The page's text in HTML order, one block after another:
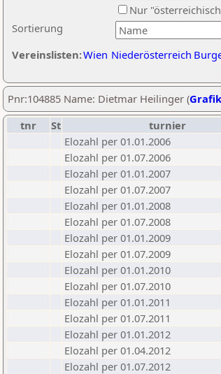
Sortierung
Nur
Vereinslisten:Wien Niederösterreich
Pnr:104885 Name: Dietmar Heilinger (
tnr
St turnier
Elozahl per 01.01.2006
Elozahl per 01.07.2006
Elozahl per 01.01.2007
Elozahl per 01.07.2007
Elozahl per 01.01.2008
Elozahl per 01.07.2008
Elozahl per 01.01.2009
Elozahl per 01.07.2009
Elozahl per 01.01.2010
Elozahl per 01.07.2010
Elozahl per 01.01.2011
Elozahl per 01.07.2011
Elozahl per 01.01.2012
Elozahl per 01.04.2012
Elozahl per 01.07.2012